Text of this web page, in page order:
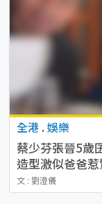
全港 . 娛樂
蔡少芬張晉5歲
造型激似爸爸
文 : 劉澄儀